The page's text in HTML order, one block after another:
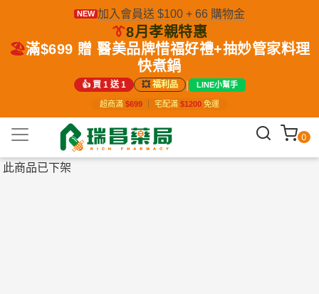
NEW 加入會員送 $100 + 66 購物金
👔8月孝親特惠
🏖️滿$699 贈 醫美品牌惜福好禮+抽妙管家料理
快煮鍋
👍 買 1 送 1 💥福利品 | LINE小幫手
超商滿 $699 宅配滿 $1200 免運
0
此商品已下架